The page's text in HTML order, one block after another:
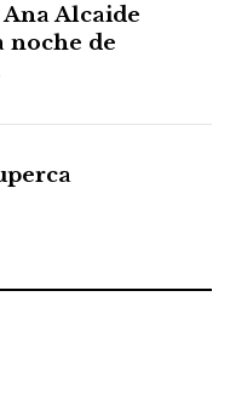
Alcaide
noche de